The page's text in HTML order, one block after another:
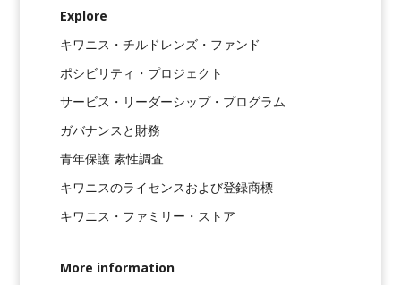
Explore
キワニス・チルドレンズ・ファンド
ポシビリティ・プロジェクト
サービス・リーダーシップ・プログラム
ガバナンスと財務
青年保護 素性調査
キワニスのライセンスおよび登録商標
キワニス・ファミリー・ストア
More information